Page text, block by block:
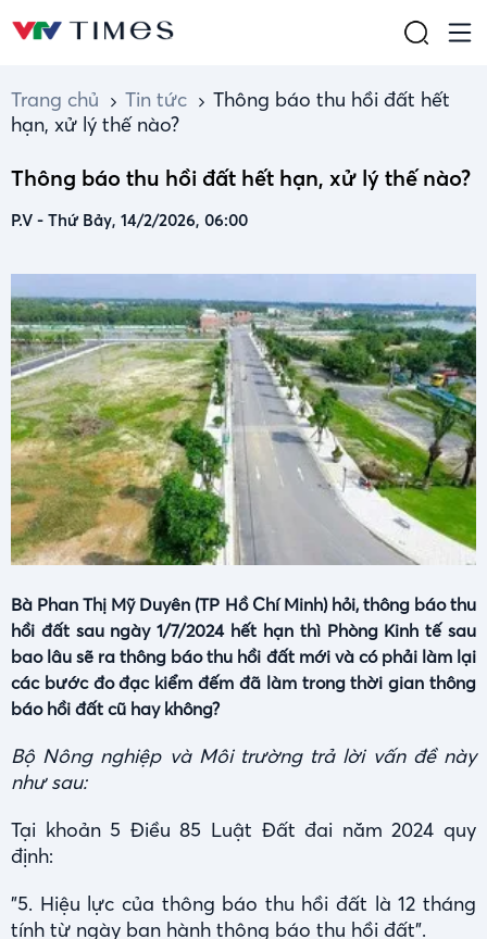
Trang chủ Tin tức
Thông báo thu hồi đất hết
hạn, xử lý thế nào?
Thông báo thu hồi đất hết hạn, xử lý thế nào?
P.V - Thứ Bảy, 14/2/2026, 06:00
Bà Phan Thị Mỹ Duyên (TP Hồ Chí Minh) hỏi, thông báo thu
hồi đất sau ngày 1/7/2024 hết hạn thì Phòng Kinh tế sau
bao lâu sẽ ra thông báo thu hồi đất mới và có phải làm lại
các bước đo đạc kiểm đếm đã làm trong thời gian thông
báo hồi đất cũ hay không?
Bộ Nông nghiệp và Môi trường trả lời vấn đề này
như sau:
Tại khoản 5 Điều 85 Luật Đất đai năm 2024 quy
định:
"5. Hiệu lực của thông báo thu hồi đất là 12 tháng
tính từ ngày ban hành thông báo thu hồi đất".